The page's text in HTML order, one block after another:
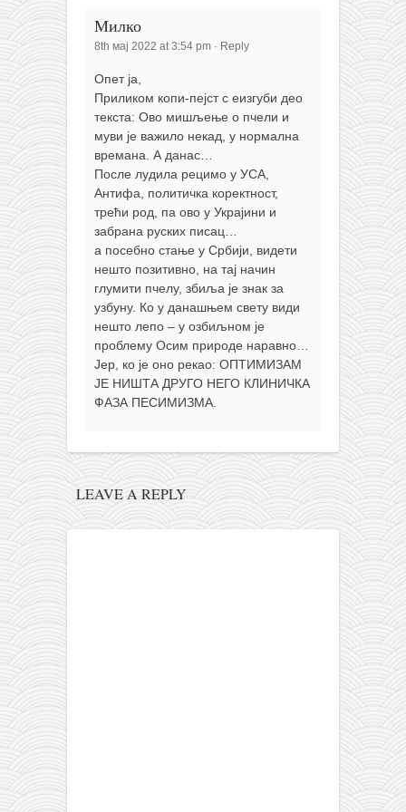
Милко
8th мај 2022 at 3:54 pm · Reply
Опет ја,
Приликом копи-пејст с еизгуби део
текста: Ово мишљење о пчели и
муви је важило некад, у нормална
времана. А данас…
После лудила рецимо у УСА,
Антифа, политичка коректност,
трећи род, па ово у Украјини и
забрана руских писац…
а посебно стање у Србији, видети
нешто позитивно, на тај начин
глумити пчелу, збиља је знак за
узбуну. Ко у данашњем свету види
нешто лепо – у озбиљном је
проблему Осим природе наравно…
Јер, ко је оно рекао: ОПТИМИЗАМ
ЈЕ НИШТА ДРУГО НЕГО КЛИНИЧКА
ФАЗА ПЕСИМИЗМА.
LEAVE A REPLY